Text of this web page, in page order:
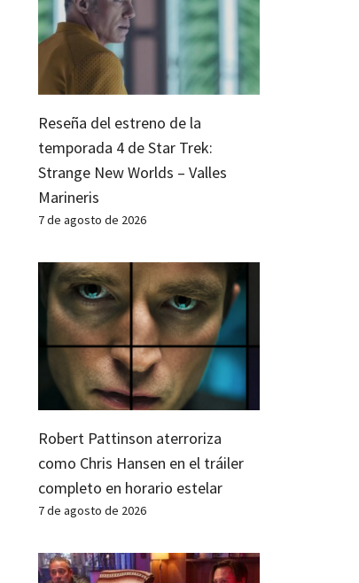
Reseña del estreno de la
temporada 4 de Star Trek:
Strange New Worlds – Valles
Marineris
7 de agosto de 2026
Robert Pattinson aterroriza
como Chris Hansen en el tráiler
completo en horario estelar
7 de agosto de 2026